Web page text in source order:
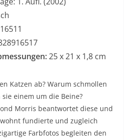
25 x 21 x 1,8 cm
Katzen ab? Warum schmollen
einem um die Beine?
Morris beantwortet diese und
fundierte und zugleich
Farbfotos begleiten den